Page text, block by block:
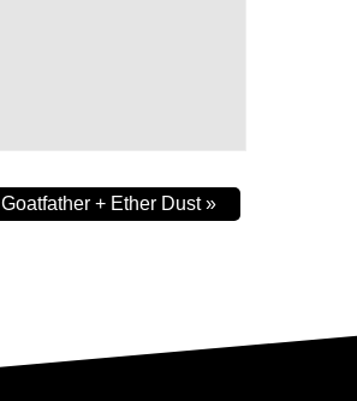
Goatfather + Ether Dust»